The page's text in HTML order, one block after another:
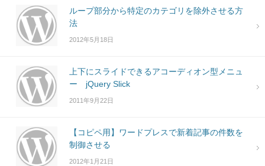
ループ部分から特定のカテゴリを除外させる方
法
2012年5月18日
上下にスライドできるアコーディオン型メニュ
ー jQuery Slick
2011年9月22日
【コピペ用】ワードプレスで新着記事の件数を
制御させる
2012年1月21日